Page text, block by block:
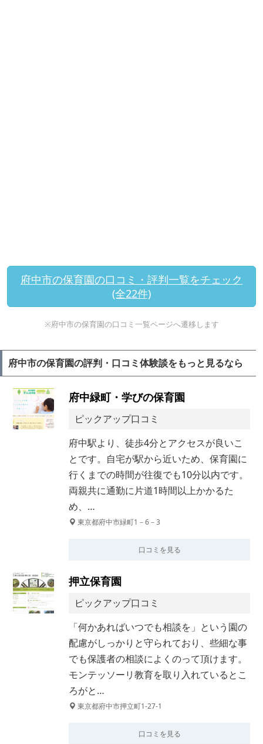
府中市の保育園の口コミ・評判一覧をチェック
(全22件)
※府中市の保育園の口コミ一覧ページへ遷移します
府中市の保育園の評判・口コミ体験談をもっと見るなら
府中緑町・学びの保育園
ピックアップ口コミ
府中駅より、徒歩4分とアクセスが良いこ
とです。自宅が駅から近いため、保育園に
行くまでの時間が往復でも10分以内です。
両親共に通勤に片道1時間以上かかるた
め、…
東京都府中市緑町1－6－3
口コミを見る
押立保育園
ピックアップ口コミ
「何かあればいつでも相談を」という園の
配慮がしっかりと守られており、些細な事
でも保護者の相談によくのって頂けます。
モンテッソーリ教育を取り入れているとこ
ろがと…
東京都府中市押立町1-27-1
口コミを見る